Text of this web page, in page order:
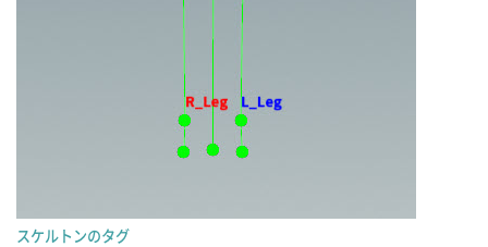
スケルトンのタグ